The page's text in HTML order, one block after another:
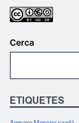
Cerca
ETIQUETES